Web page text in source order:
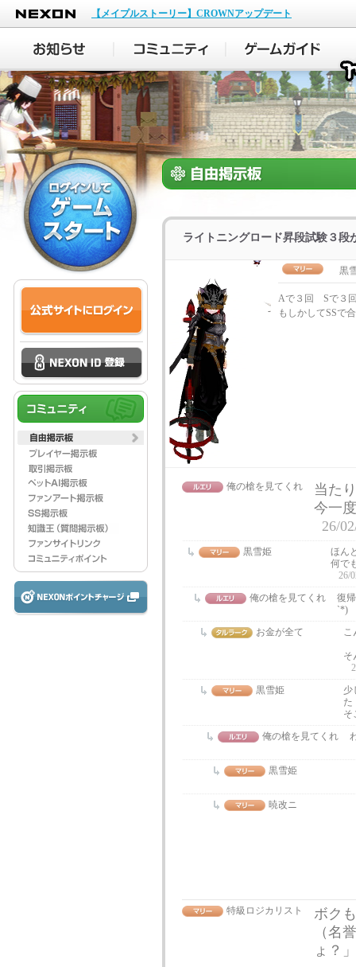
NEXON
【メイプルストーリー】CROWNアップデート
ライトニングロード昇段試験３段
黒
Aで３回 Sで３回
もしかしてSSで
俺の槍を見てくれ
当た
今一
26/
黒雪姫
ほん
何で
26/
俺の槍を見てくれ
復
`*)
お金が全て
こ
そ
黒雪姫
少
た
そ
俺の槍を見てくれ
黒雪姫
暁改ニ
特級ロジカリスト
ボク
（名
ょ？